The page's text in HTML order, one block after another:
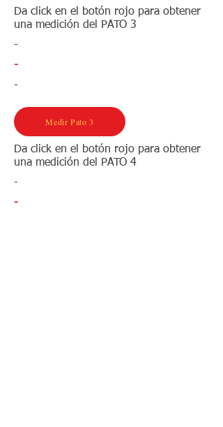
Da click en el botón rojo para obtener
una medición del PATO 3
-
-
-
Medir Pato 3
Da click en el botón rojo para obtener
una medición del PATO 4
-
-